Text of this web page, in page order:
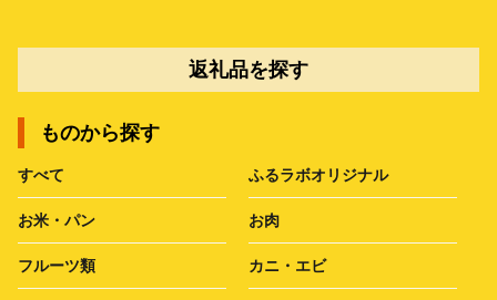
返礼品を探す
ものから探す
すべて ふるラボオリジナル
お米・パン お肉
フルーツ類 カニ・エビ